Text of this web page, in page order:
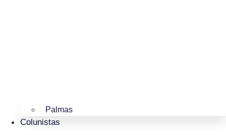
Palmas
Colunistas